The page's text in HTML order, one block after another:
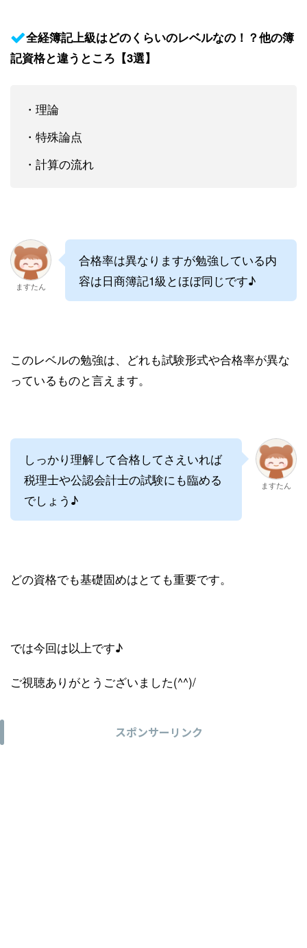
全経簿記上級はどのくらいのレベルなの！？他の簿
記資格と違うところ【3選】
・理論
・特殊論点
・計算の流れ
ますたん
合格率は異なりますが勉強している内
容は日商簿記1級とほぼ同じです♪
このレベルの勉強は、どれも試験形式や合格率が異な
っているものと言えます。
しっかり理解して合格してさえいれば
税理士や公認会計士の試験にも臨める
でしょう♪
ますたん
どの資格でも基礎固めはとても重要です。
では今回は以上です♪
ご視聴ありがとうございました(^^)/
スポンサーリンク